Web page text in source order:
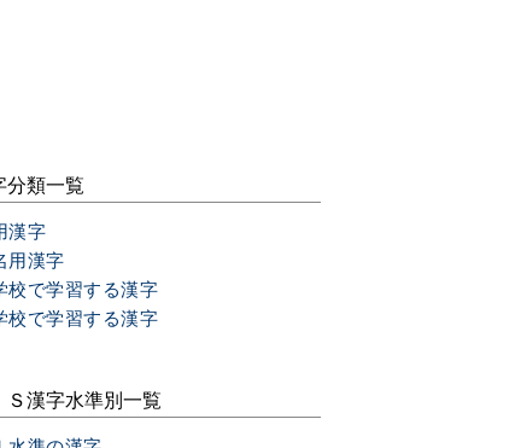
分類一覧
漢字
用漢字
校で学習する漢字
校で学習する漢字
Ｓ漢字水準別一覧